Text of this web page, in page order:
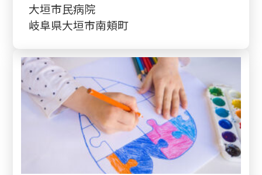
大垣市民病院
岐阜県大垣市南頬町